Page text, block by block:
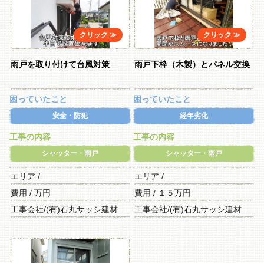
雨戸を取り付けて台風対策
困っていたこと
安全・防犯
工事の内容
シャッター・雨戸
エリア /
費用 / 万円
工事会社/(有)石丸サッシ建材
雨戸下枠（木製）とパネル交換
困っていたこと
経年劣化
工事の内容
シャッター・雨戸
エリア /
費用 / １５万円
工事会社/(有)石丸サッシ建材